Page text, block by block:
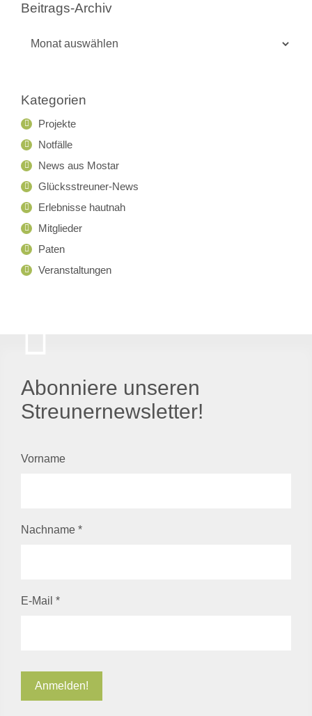
Beitrags-Archiv
Kategorien
Projekte
Notfälle
News aus Mostar
Glücksstreuner-News
Erlebnisse hautnah
Mitglieder
Paten
Veranstaltungen
Abonniere unseren
Streunernewsletter!
Vorname
Nachname *
E-Mail *